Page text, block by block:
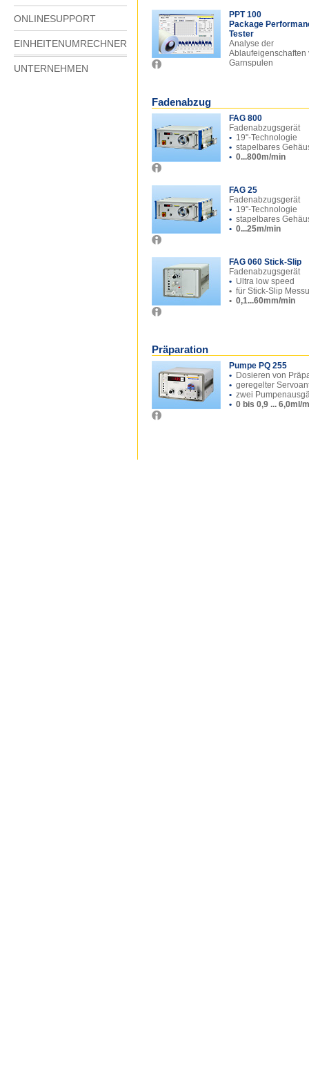
ONLINESUPPORT
EINHEITENUMRECHNER
UNTERNEHMEN
PPT 100
Package
Tester
Analyse der
Ablaufeigenschaften
Garnspulen
Fadenabzug
FAG 800
Fadenabzugsgerät
• 19"-Technologie
• stapelbares
• 0...800m/min
FAG 25
Fadenabzugsgerät
• 19"-Technologie
• stapelbares
• 0...25m/min
FAG 060 Stick-Slip
Fadenabzugsgerät
• Ultra low speed
• für Stick-Slip
• 0,1...60mm/min
Präparation
Pumpe PQ 255
• Dosieren von
• geregelter
• zwei
• 0 bis 0,9 ... 6,0ml/